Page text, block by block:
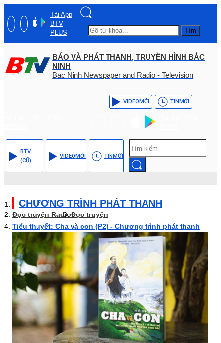
Tải App
BTV
PLUS
Tìm
BÁO VÀ PHÁT THANH, TRUYỀN HÌNH BẮC
NINH
Bac Ninh Newspaper and Radio - Television
VIDEOMỚI TINMỚI
BTV
(CŨ)
VIDEOMỚI TINMỚI
CHƯƠNG TRÌNH PHÁT THANH
Đọc truyện RadioĐọc truyện
Tiểu thuyết: Cha và con (P2) - Chương trình phát thanh